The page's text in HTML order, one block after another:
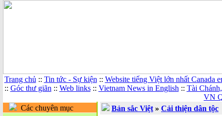
Trang chủ :: Tin tức - Sự kiện :: Website tiếng Việt lớn nhất Canada
:: Góc thư giãn :: Web links:: Vietnam News in English :: Tài
VN
Các chuyên mục
Bản sắc Việt » Cải thiện dân tộc